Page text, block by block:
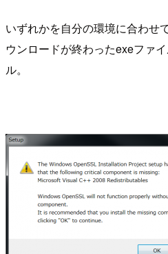
いずれかを自分の環境に合わせ
ウンロードが終わったexeファ
ル。